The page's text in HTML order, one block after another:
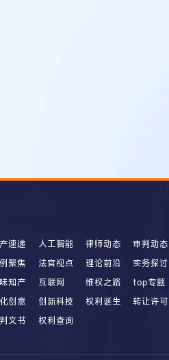
速递 人工智能 律师动态 审判动态
聚焦 法官视点 理论前沿 实务探讨
知产 互联网 维权之路 top专题
创意 创新科技 权利诞生 转让许可
文书 权利查询